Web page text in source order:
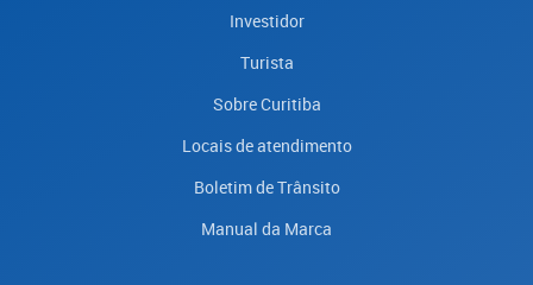
Investidor
Turista
Sobre Curitiba
Locais de atendimento
Boletim de Trânsito
Manual da Marca